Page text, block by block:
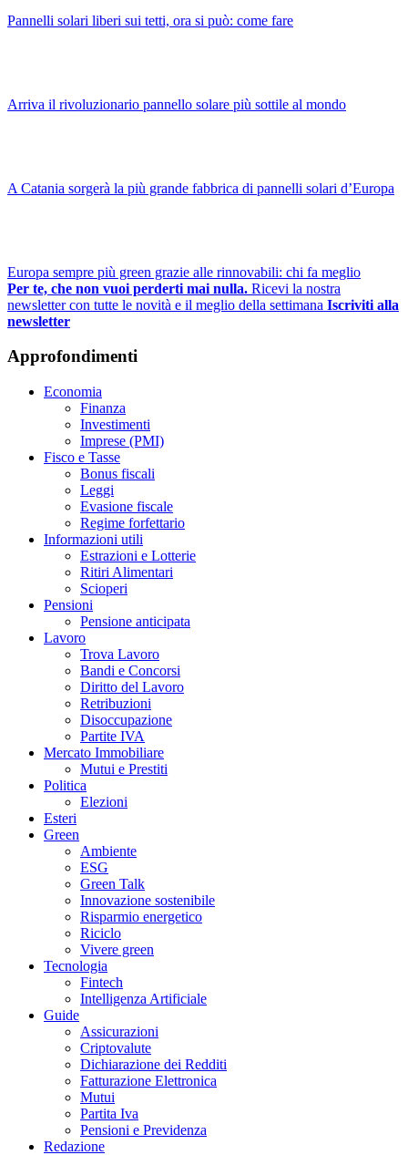
Pannelli solari liberi sui tetti, ora si può: come fare
Arriva il rivoluzionario pannello solare più sottile al mondo
A Catania sorgerà la più grande fabbrica di pannelli solari d’Europa
Europa sempre più green grazie alle rinnovabili: chi fa meglio
Per te, che non vuoi perderti mai nulla. Ricevi la nostra
newsletter con tutte le novità e il meglio della settimana Iscriviti alla
newsletter
Approfondimenti
Economia
Finanza
Investimenti
Imprese (PMI)
Fisco e Tasse
Bonus fiscali
Leggi
Evasione fiscale
Regime forfettario
Informazioni utili
Estrazioni e Lotterie
Ritiri Alimentari
Scioperi
Pensioni
Pensione anticipata
Lavoro
Trova Lavoro
Bandi e Concorsi
Diritto del Lavoro
Retribuzioni
Disoccupazione
Partite IVA
Mercato Immobiliare
Mutui e Prestiti
Politica
Elezioni
Esteri
Green
Ambiente
ESG
Green Talk
Innovazione sostenibile
Risparmio energetico
Riciclo
Vivere green
Tecnologia
Fintech
Intelligenza Artificiale
Guide
Assicurazioni
Criptovalute
Dichiarazione dei Redditi
Fatturazione Elettronica
Mutui
Partita Iva
Pensioni e Previdenza
Redazione